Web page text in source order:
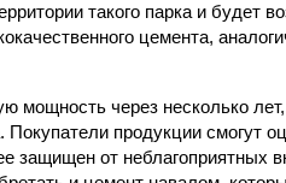
такого парка и будет
цемента,
мощность через несколько
продукции смогут
защищен от неблагоприятных